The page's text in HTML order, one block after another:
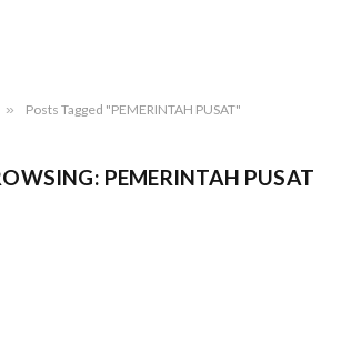
» Posts Tagged "PEMERINTAH PUSAT"
PEMERINTAH PUSAT